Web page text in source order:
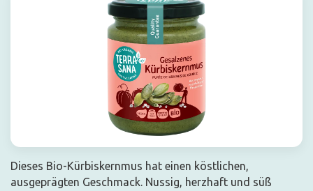
Dieses Bio-Kürbiskernmus hat einen köstlichen,
ausgeprägten Geschmack. Nussig, herzhaft und süß